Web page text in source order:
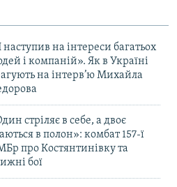
наступив на інтереси багатьох
і компаній». Як в Україні
на інтерв’ю Михайла
стріляє в себе, а двоє
в полон»: комбат 157-ї
про Костянтинівку та
бої